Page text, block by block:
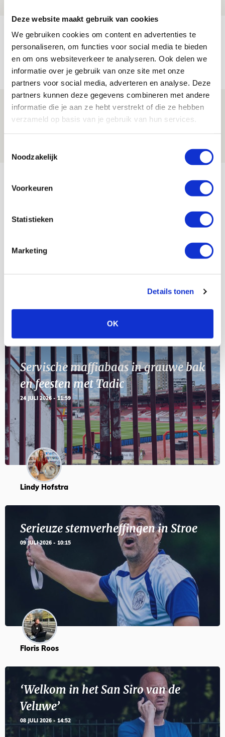
Deze website maakt gebruik van cookies
We gebruiken cookies om content en advertenties te
personaliseren, om functies voor social media te bieden
en om ons websiteverkeer te analyseren. Ook delen we
informatie over je gebruik van onze site met onze
partners voor social media, adverteren en analyse. Deze
partners kunnen deze gegevens combineren met andere
informatie die je aan ze hebt verstrekt of die ze hebben
verzameld op basis van je gebruik van hun services.
Noodzakelijk
Voorkeuren
Statistieken
Marketing
Details tonen
OK
Volop enthousiasme in fotoverslag van
Europees treffen met Shelbourne
07 AUGUSTUS 2026 - 09:00
FOTOVERSLAG
Míchel niet blij met resultaat en spel
na rust: ‘De focus nam af’
07 AUGUSTUS 2026 - 08:30
AGENDA
23
Selectiedag ballenjongens/-meiden
Servische maffiabaas in grauwe bak
en feesten met Tadic
24 JULI 2026 - 11:59
Lindy Hofstra
Serieuze stemverheffingen in Stroe
09 JULI 2026 - 10:15
Floris Roos
‘Welkom in het San Siro van de
Veluwe’
08 JULI 2026 - 14:52